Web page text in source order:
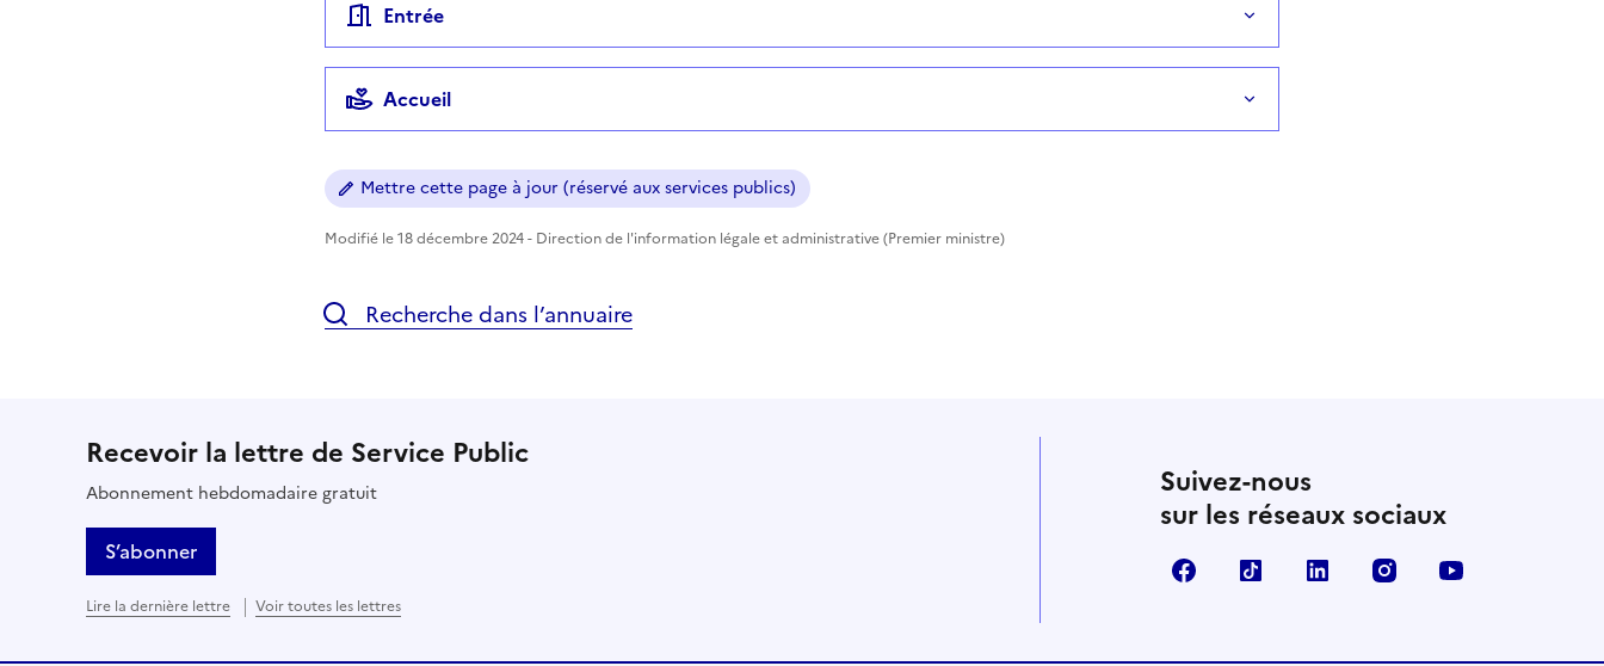
Entrée
Accueil
Mettre cette page à jour (réservé aux services publics)
Modifié le 18 décembre 2024 - Direction de l'information légale et administrative (Premier ministre)
Recherche dans l’annuaire
Recevoir la lettre de Service Public
Abonnement hebdomadaire gratuit
S’abonner
Lire la dernière lettre Voir toutes les lettres
Suivez-nous
sur les réseaux sociaux
FacebookTikTok LinkedIn Instagram